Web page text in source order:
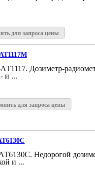
для запроса цены
Дозиметр-
и ...
для запроса цены
Недорогой
и ...